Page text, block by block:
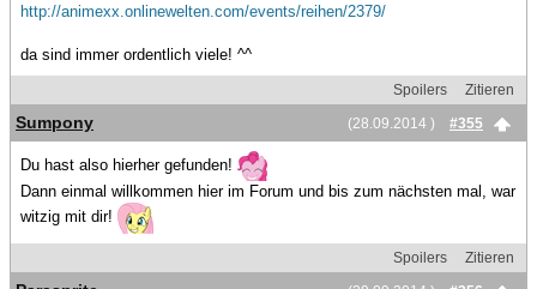
http://animexx.onlinewelten.com/events/reihen/2379/
da sind immer ordentlich viele! ^^
Spoilers
Zitieren
(28.09.2014 )
#355
Sumpony
Du hast also hierher gefunden!
Dann einmal willkommen hier im Forum und bis zum nächsten mal, war
witzig mit dir!
Spoilers
Zitieren